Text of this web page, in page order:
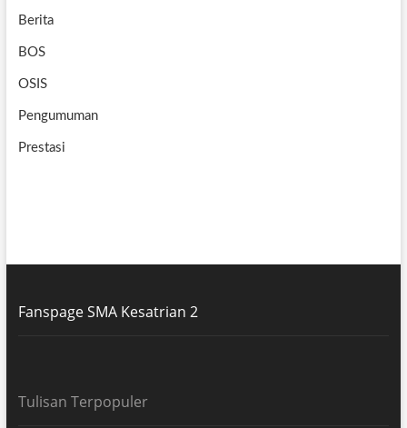
Berita
BOS
OSIS
Pengumuman
Prestasi
Fanspage SMA Kesatrian 2
Tulisan Terpopuler